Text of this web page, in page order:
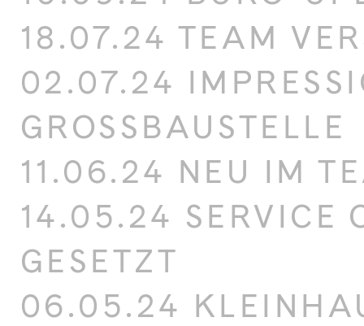
18.07.24 TEAM
02.07.24
GROSSBAUSTELLE
11.06.24 NEU IM
14.05.24 SERVICE
GESETZT
06.05.24